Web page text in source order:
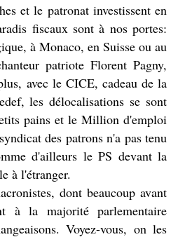
et le patronat investissent en
fiscaux sont à nos portes:
à Monaco, en Suisse ou au
patriote Florent Pagny,
avec le CICE, cadeau de la
les délocalisations se sont
pains et le Million d'emploi
des patrons n'a pas tenu
d'ailleurs le PS devant la
à l'étranger.
dont beaucoup avant
à la majorité parlementaire
Voyez-vous, on les